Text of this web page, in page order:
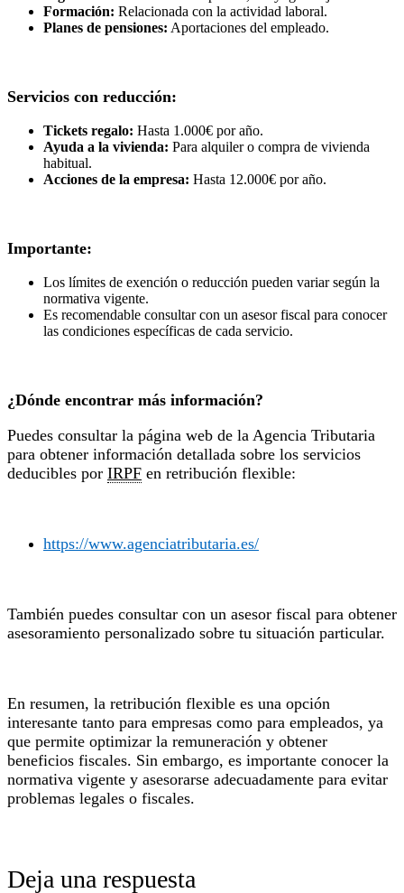
Formación: Relacionada con la actividad laboral.
Planes de pensiones: Aportaciones del empleado.
Servicios con reducción:
Tickets regalo: Hasta 1.000€ por año.
Ayuda a la vivienda: Para alquiler o compra de vivienda
habitual.
Acciones de la empresa: Hasta 12.000€ por año.
Importante:
Los límites de exención o reducción pueden variar según la
normativa vigente.
Es recomendable consultar con un asesor fiscal para conocer
las condiciones específicas de cada servicio.
¿Dónde encontrar más información?
Puedes consultar la página web de la Agencia Tributaria
para obtener información detallada sobre los servicios
deducibles por IRPF en retribución flexible:
https://www.agenciatributaria.es/
También puedes consultar con un asesor fiscal para obtener
asesoramiento personalizado sobre tu situación particular.
En resumen, la retribución flexible es una opción
interesante tanto para empresas como para empleados, ya
que permite optimizar la remuneración y obtener
beneficios fiscales. Sin embargo, es importante conocer la
normativa vigente y asesorarse adecuadamente para evitar
problemas legales o fiscales.
Deja una respuesta